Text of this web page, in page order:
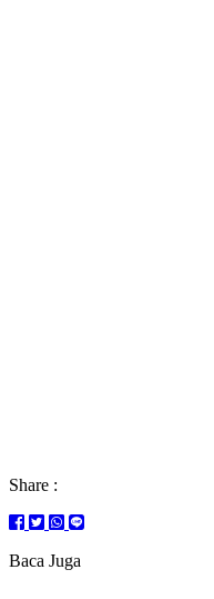
Share :
Baca Juga